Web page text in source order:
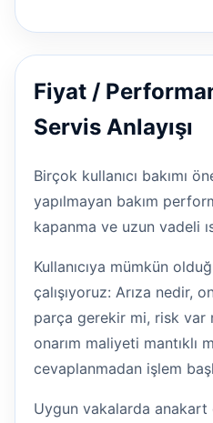
Fiyat /
Servis Anlayışı
Birçok kullanıcı bakımı
yapılmayan bakım
kapanma ve uzun vadeli
Kullanıcıya mümkün
çalışıyoruz: Arıza nedir,
parça gerekir mi, risk var
onarım maliyeti mantıklı
cevaplanmadan işlem
Uygun vakalarda anakart